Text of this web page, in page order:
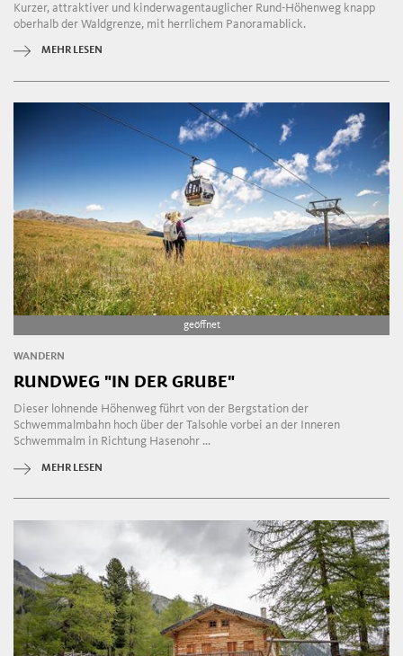
Kurzer, attraktiver und kinderwagentauglicher Rund-Höhenweg knapp
oberhalb der Waldgrenze, mit herrlichem Panoramablick.
MEHR LESEN
geöffnet
WANDERN
RUNDWEG "IN DER GRUBE"
Dieser lohnende Höhenweg führt von der Bergstation der
Schwemmalmbahn hoch über der Talsohle vorbei an der Inneren
Schwemmalm in Richtung Hasenohr ...
MEHR LESEN